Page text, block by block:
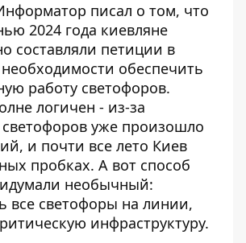
писал о том, что
2024 года киевляне
составляли петиции в
обеспечить
работу светофоров.
логичен - из-за
уже произошло
и почти все лето Киев
пробках. А вот способ
необычный:
все светофоры на линии,
инфраструктуру.